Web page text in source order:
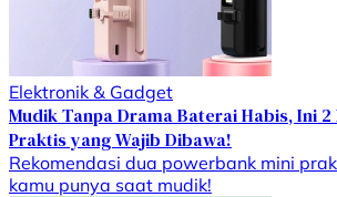
Elektronik & Gadget
Mudik Tanpa Drama Baterai Habis, Ini
Praktis yang Wajib Dibawa!
Rekomendasi dua powerbank mini
kamu punya saat mudik!